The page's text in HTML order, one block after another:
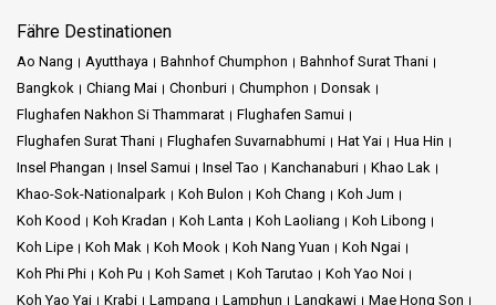
Fähre Destinationen
Ao Nang Ayutthaya Bahnhof Chumphon
Bahnhof Surat Thani
Bangkok
Chiang Mai Chonburi Chumphon
Donsak
Flughafen Nakhon Si Thammarat
Flughafen Samui
Flughafen Surat Thani
Flughafen Suvarnabhumi Hat Yai
Hua Hin
Insel Phangan
Insel Samui Insel Tao Kanchanaburi
Khao Lak
Khao-Sok-Nationalpark
Koh Bulon Koh Chang
Koh Jum
Koh Kood
Koh Kradan Koh Lanta Koh Laoliang
Koh Libong
Koh Lipe
Koh Mak Koh Mook Koh Nang Yuan
Koh Ngai
Koh Phi Phi
Koh Pu Koh Samet Koh Tarutao
Koh Yao Noi
Koh Yao Yai
Krabi Lampang Lamphun Langkawi
Mae Hong Son